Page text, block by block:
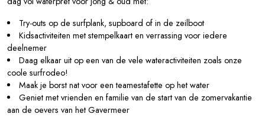
Try-outs op de surfplank, supboard of in de zeilboot
Kidsactiviteiten met stempelkaart en verrassing voor iedere
deelnemer
Daag elkaar uit op een van de vele wateractiviteiten zoals onze
coole surfrodeo!
Maak je borst nat voor een teamestafette op het water
Geniet met vrienden en familie van de start van de zomervakantie
aan de oevers van het Gavermeer